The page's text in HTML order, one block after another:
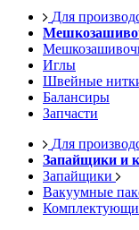
Для
Иглы
Швейные
Балансиры
Запчасти
Для
Запайщики и
Запайщики
Вакуумные